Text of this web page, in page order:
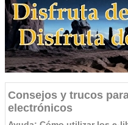
Consejos y trucos
electrónicos